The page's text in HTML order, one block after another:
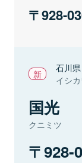
928-
石川県
イシ
国光
クニミツ
928-